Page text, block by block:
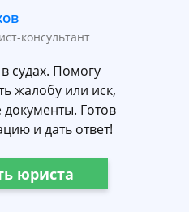
консультант
судах. Помогу
жалобу или иск,
Готов
и дать ответ!
юриста